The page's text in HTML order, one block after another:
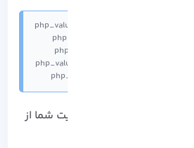
php_value max_input_time 300
جواب می دهد که سایت شما از